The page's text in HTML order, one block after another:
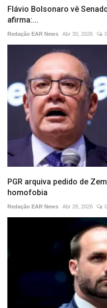
Flávio Bolsonaro vê
afirma:...
Redação EAR News Abr 30, 2026 0
PGR arquiva pedido de
homofobia
Redação EAR News Abr 28, 2026 0